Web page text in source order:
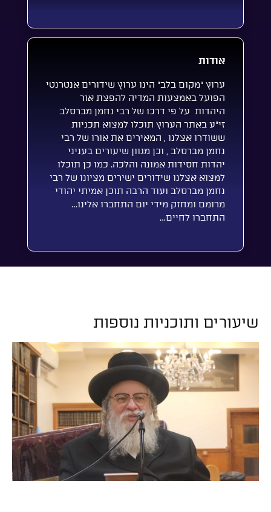
אודות
ערוץ “מקום בלב” הינו ערוץ שידורים אנטרנטי
הפועל באמצעות המדיה להפצת אור
היהדות על פי דרכו של רבי נחמן מברסלב
זי”ע באתר הערוץ תוכלו למצוא תכניות
ששודרו אצלנו , המאירים את אורו של רבי
נחמן מברסלב , וכן מגוון שיעורים בעניני
יהדות חסידות אמונה והלכה. כמו כן תוכלו
למצוא אצלנו שידורים ישירים מציונו של רבי
נחמן מברסלב ועוד הרבה תוכן אמיתי יהודי
מרומם ומחזק מידי יום התחברו אלינו…
התחברו לחיים…
שיעורים ותוכניות נוספות